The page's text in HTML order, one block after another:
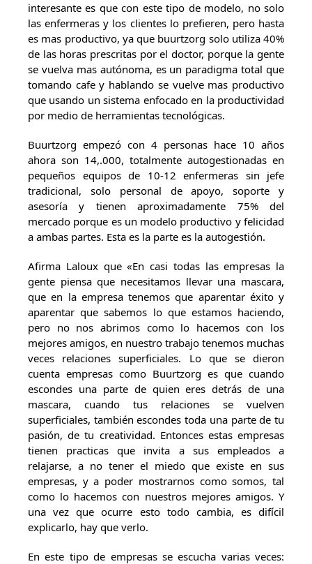
interesante es que con este tipo de modelo, no solo
las enfermeras y los clientes lo prefieren, pero hasta
es mas productivo, ya que buurtzorg solo utiliza 40%
de las horas prescritas por el doctor, porque la gente
se vuelva mas autónoma, es un paradigma total que
tomando cafe y hablando se vuelve mas productivo
que usando un sistema enfocado en la productividad
por medio de herramientas tecnológicas.
Buurtzorg empezó con 4 personas hace 10 años
ahora son 14,.000, totalmente autogestionadas en
pequeños equipos de 10-12 enfermeras sin jefe
tradicional, solo personal de apoyo, soporte y
asesoría y tienen aproximadamente 75% del
mercado porque es un modelo productivo y felicidad
a ambas partes. Esta es la parte es la autogestión.
Afirma Laloux que «En casi todas las empresas la
gente piensa que necesitamos llevar una mascara,
que en la empresa tenemos que aparentar éxito y
aparentar que sabemos lo que estamos haciendo,
pero no nos abrimos como lo hacemos con los
mejores amigos, en nuestro trabajo tenemos muchas
veces relaciones superficiales. Lo que se dieron
cuenta empresas como Buurtzorg es que cuando
escondes una parte de quien eres detrás de una
mascara, cuando tus relaciones se vuelven
superficiales, también escondes toda una parte de tu
pasión, de tu creatividad. Entonces estas empresas
tienen practicas que invita a sus empleados a
relajarse, a no tener el miedo que existe en sus
empresas, y a poder mostrarnos como somos, tal
como lo hacemos con nuestros mejores amigos. Y
una vez que ocurre esto todo cambia, es difícil
explicarlo, hay que verlo.
En este tipo de empresas se escucha varias veces: